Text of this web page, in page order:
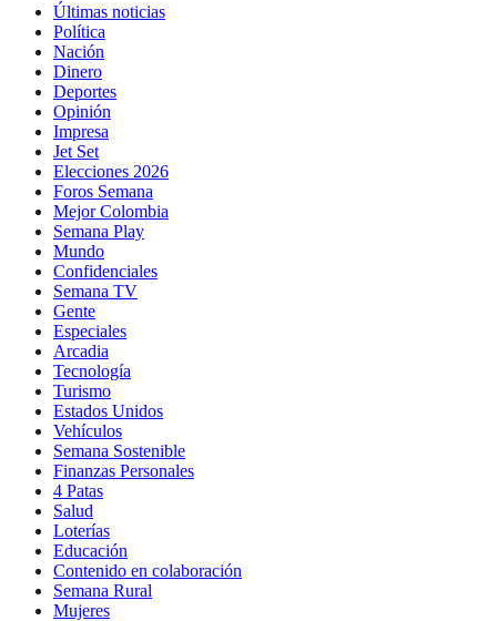
Últimas noticias
Política
Nación
Dinero
Deportes
Opinión
Impresa
Jet Set
Elecciones 2026
Foros Semana
Mejor Colombia
Semana Play
Mundo
Confidenciales
Semana TV
Gente
Especiales
Arcadia
Tecnología
Turismo
Estados Unidos
Vehículos
Semana Sostenible
Finanzas Personales
4 Patas
Salud
Loterías
Educación
Contenido en colaboración
Semana Rural
Mujeres